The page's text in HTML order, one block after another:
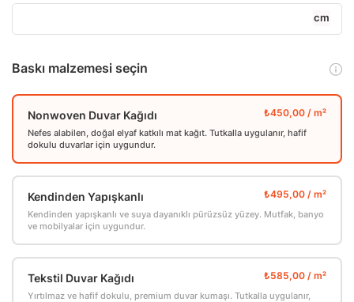
cm
Baskı malzemesi seçin
Nonwoven Duvar Kağıdı
Nefes alabilen, doğal elyaf katkılı mat kağıt. Tutkalla uygulanır, hafif
dokulu duvarlar için uygundur.
Kendinden Yapışkanlı
Kendinden yapışkanlı ve suya dayanıklı pürüzsüz yüzey. Mutfak, banyo
ve mobilyalar için uygundur.
Tekstil Duvar Kağıdı
Yırtılmaz ve hafif dokulu, premium duvar kumaşı. Tutkalla uygulanır,